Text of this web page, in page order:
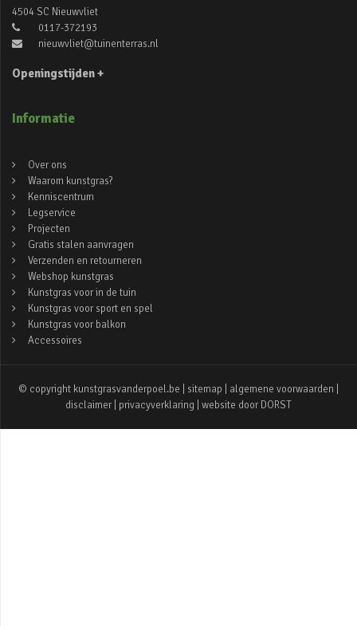
4504 SC Nieuwvliet
0117-372193
nieuwvliet@tuinenterras.nl
Openingstijden +
Informatie
Over ons
Waarom kunstgras?
Kenniscentrum
Legservice
Projecten
Gratis stalen aanvragen
Verzenden en retourneren
Webshop kunstgras
Kunstgras voor in de tuin
Kunstgras voor sport en spel
Kunstgras voor balkon
Accessoires
© copyright kunstgrasvanderpoel.be | sitemap algemene voorwaarden
disclaimer
privacyverklaring | website door DORST